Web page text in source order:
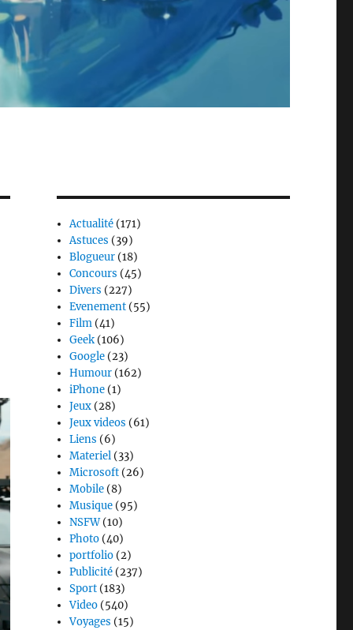
Actualité (171)
Astuces (39)
Blogueur (18)
Concours (45)
Divers (227)
Evenement (55)
Film (41)
Geek (106)
Google (23)
Humour (162)
iPhone (1)
Jeux (28)
Jeux videos (61)
Liens (6)
Materiel (33)
Microsoft (26)
Mobile (8)
Musique (95)
NSFW(10)
Photo (40)
portfolio (2)
Publicité (237)
Sport (183)
Video (540)
Voyages (15)